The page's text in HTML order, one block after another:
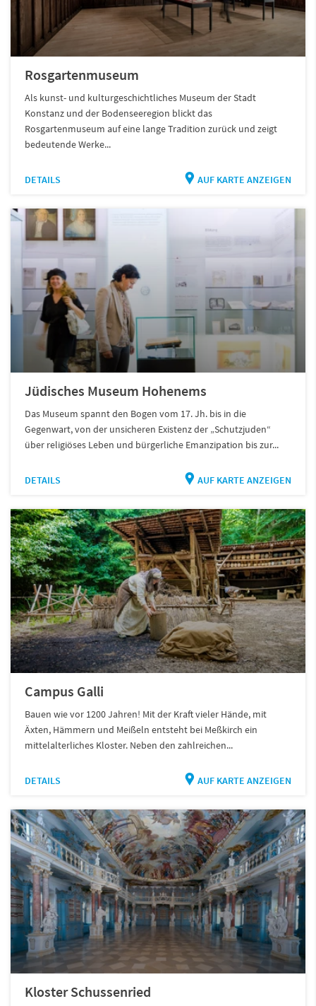
Rosgartenmuseum
Als kunst- und kulturgeschichtliches Museum der Stadt
Konstanz und der Bodenseeregion blickt das
Rosgartenmuseum auf eine lange Tradition zurück und zeigt
bedeutende Werke...
DETAILS AUF KARTE ANZEIGEN
Jüdisches Museum Hohenems
Das Museum spannt den Bogen vom 17. Jh. bis in die
Gegenwart, von der unsicheren Existenz der „Schutzjuden“
über religiöses Leben und bürgerliche Emanzipation bis zur...
DETAILS AUF KARTE ANZEIGEN
Campus Galli
Bauen wie vor 1200 Jahren! Mit der Kraft vieler Hände, mit
Äxten, Hämmern und Meißeln entsteht bei Meßkirch ein
mittelalterliches Kloster. Neben den zahlreichen...
DETAILS AUF KARTE ANZEIGEN
Kloster Schussenried